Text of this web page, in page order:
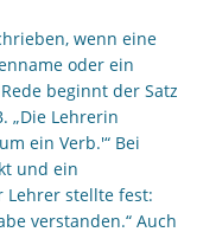
wenn eine
oder ein
beginnt der Satz
„Die Lehrerin
ein Verb.'“ Bei
und ein
Lehrer stellte fest:
verstanden.“ Auch